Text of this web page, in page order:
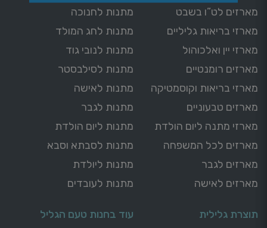
מארזים לט”ו בשבט
מארזי בריאות גליליים
מארזי יין ואלכוהול
מארזים רומנטיים
מארזי בריאות וקוסמטיקה
מארזים טבעוניים
מארזי מתנה ליום הולדת
מארזים לכל המשפחה
מארזים לגבר
מארזים לאישה
מתנות לחנוכה
מתנות לחג המולד
מתנות לנובי גוד
מתנות לסילבסטר
מתנות לאישה
מתנות לגבר
מתנות ליום הולדת
מתנות לסבתא וסבא
מתנות ליולדת
מתנות לעובדים
תוצרת גלילית
עוד בחנות טעם הגליל